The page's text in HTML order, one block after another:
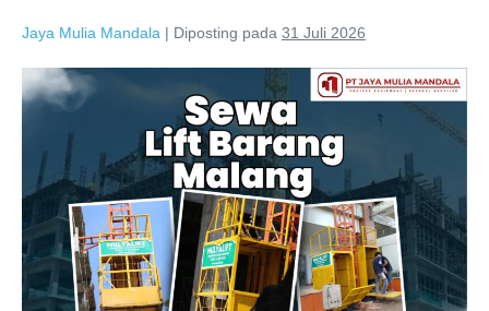
Jaya Mulia Mandala | Diposting pada 31 Juli 2026